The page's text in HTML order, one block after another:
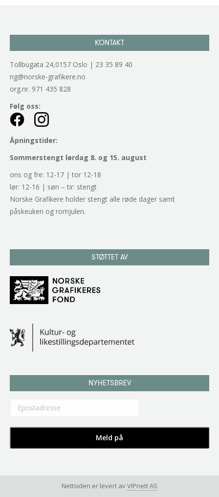
KONTAKT
Tollbugata 24,0157 Oslo | 23 35 89 40
ng@norske-grafikere.no
org.nr. 971 435 828
Følg oss:
Åpningstider:
Sommerstengt lørdag 8. og 15. august
ons og fre: 12-17 | tor 12-18
lør: 12-16 | søn – tir: stengt
Norske Grafikere holder stengt alle røde dager samt
påskeuken og romjulen.
STØTTET AV
NYHETSBREV
Nettsiden er levert avVIPnett AS